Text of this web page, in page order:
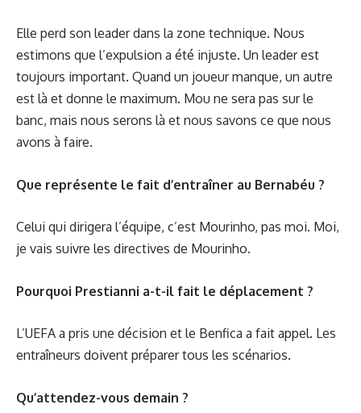
Elle perd son leader dans la zone technique. Nous
estimons que l’expulsion a été injuste. Un leader est
toujours important. Quand un joueur manque, un autre
est là et donne le maximum. Mou ne sera pas sur le
banc, mais nous serons là et nous savons ce que nous
avons à faire.
Que représente le fait d’entraîner au Bernabéu ?
Celui qui dirigera l’équipe, c’est Mourinho, pas moi. Moi,
je vais suivre les directives de Mourinho.
Pourquoi Prestianni a-t-il fait le déplacement ?
L’UEFA a pris une décision et le Benfica a fait appel. Les
entraîneurs doivent préparer tous les scénarios.
Qu’attendez-vous demain ?